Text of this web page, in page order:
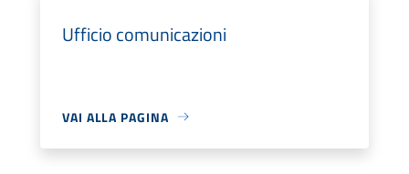
Ufficio comunicazioni
VAI ALLA PAGINA